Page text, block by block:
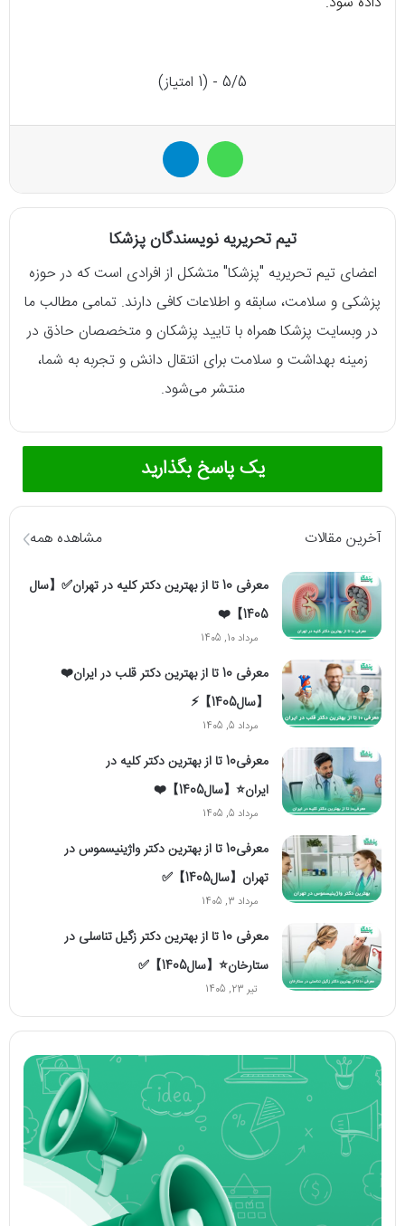
5/5 - (1 امتیاز)
واتس آپ
تیم تحریریه نویسندگان پزشکا
اعضای تیم تحریریه "پزشکا" متشکل از افرادی است که در حوزه
پزشکی و سلامت، سابقه و اطلاعات کافی دارند. تمامی مطالب ما
در وبسایت پزشکا همراه با تایید پزشکان و متخصصان حاذق در
زمینه بهداشت و سلامت برای انتقال دانش و تجربه به شما،
منتشر می‌شود.
یک پاسخ بگذارید
آخرین مقالات مشاهده همه
معرفی 10 تا از بهترین دکتر کلیه در تهران✅【سال
1405】❤️
مرداد 10, 1405
معرفی 10 تا از بهترین دکتر قلب در ایران❤️
【سال1405】⚡️
مرداد 5, 1405
معرفی10 تا از بهترین دکتر کلیه در
ایران⭐【سال1405】❤️
مرداد 5, 1405
معرفی10 تا از بهترین دکتر واژینیسموس در
تهران【سال1405】✅
مرداد 3, 1405
معرفی 10 تا از بهترین دکتر زگیل تناسلی در
ستارخان⭐【سال1405】✅
تیر 23, 1405